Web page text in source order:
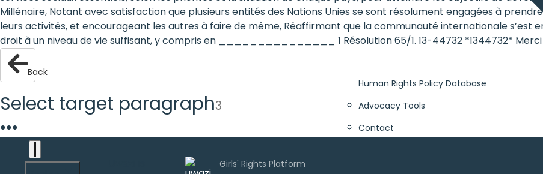
Positioning
girls at
the
heart of
the
international
agenda
Human Rights Policy Database
Advocacy Tools
Contact
Millénaire, Notant avec satisfaction que plusieurs entités des Nations Unies se sont résolument engagées à
leurs activités, et encourageant les autres à faire de même, Réaffirmant que la communauté internationale s’est
droit à un niveau de vie suffisant, y compris en _______________ 1 Résolution 65/1. 13-44732 *1344732*
Back
Select target paragraph3
●●●